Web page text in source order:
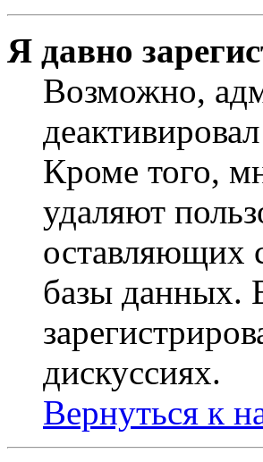
Я давно
Возможно,
Кроме того,
удаляют
оставляющих
базы данных.
дискуссиях.
Вернуться к